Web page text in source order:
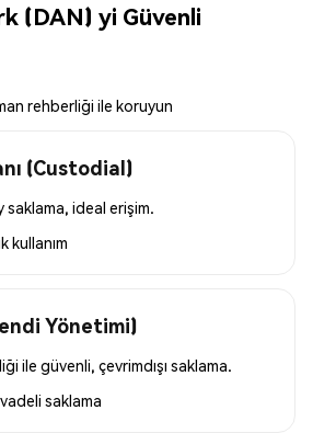
(DAN) yi Güvenli
rehberliği ile koruyun
(Custodial)
saklama, ideal erişim.
kullanım
Yönetimi)
ile güvenli, çevrimdışı saklama.
saklama